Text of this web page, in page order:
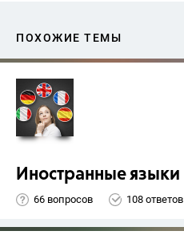
ПОХОЖИЕ ТЕМЫ
Иностранные языки
66 вопросов 108 ответов